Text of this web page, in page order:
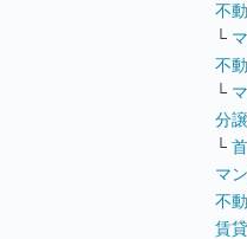
不
└
不
└
分
└
マ
不
賃